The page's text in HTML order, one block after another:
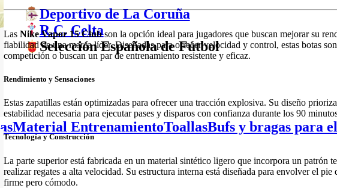
Deportivo de La Coruña
R.C. Celta
Selección Española de Fútbol
Material EntrenamientoToallasBufs y bragas para
Las Nike Vapor 15 Clubson la opción ideal para jugadores que buscan mejorar su
fiabilidad de una marca líder. Diseñadas para ofrecer velocidad y control, estas botas
competición o buscan un par de entrenamiento resistente y eficaz.
Rendimiento y Sensaciones
Estas zapatillas están optimizadas para ofrecer una tracción explosiva. Su diseño
estabilidad necesaria para ejecutar pases y disparos con confianza durante los 90
Tecnología y Construcción
La parte superior está fabricada en un material sintético ligero que incorpora un patrón
realizar regates a alta velocidad. Su estructura interna está diseñada para envolver el
firme pero cómodo.